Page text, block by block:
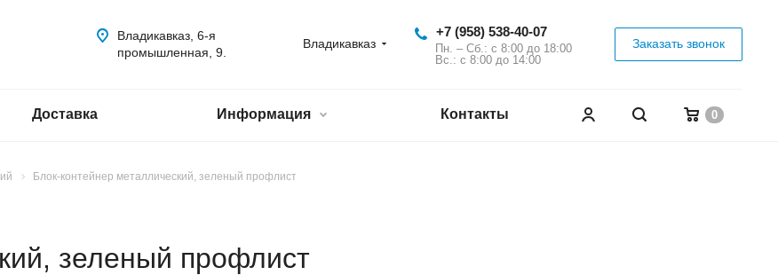
Владикавказ
+7 (958) 538-40-07
Пн. – Сб.: с 8:00 до 18:00
Вс.: с 8:00 до 14:00
Заказать звонок
Владикавказ, 6-я
промышленная, 9.
0
Доставка Информация Контакты
Блок-контейнер металлический, зеленый профлист
зеленый профлист